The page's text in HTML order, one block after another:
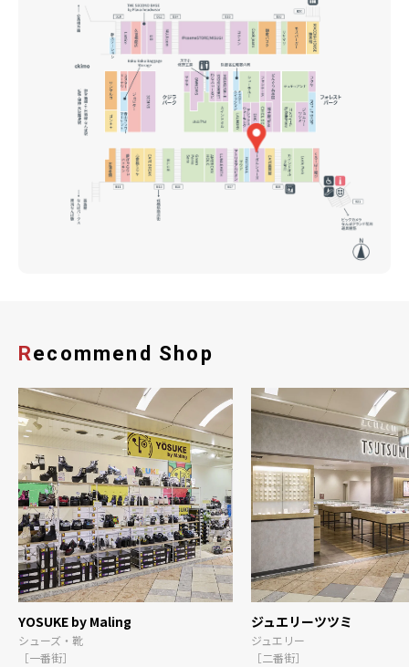
Recommend Shop
YOSUKE by Maling
シューズ・靴
［一番街］
ジュエリーツツミ
ジュエリー
［二番街］